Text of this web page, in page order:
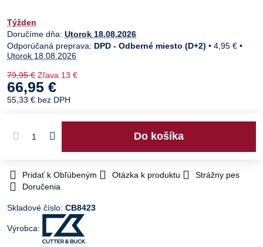
Týžden
Doručíme dňa: Utorok 18.08.2026
DPD - Odberné miesto (D+2) • 4,95 € •
Utorok 18.08.2026
79,95 € Zľava 13 €
66,95 €
55,33 € bez DPH
Do košíka
Pridať k Obľúbeným Otázka k produktu
Strážny pes
Doručenia
Skladové číslo: CB8423
Výrobca: